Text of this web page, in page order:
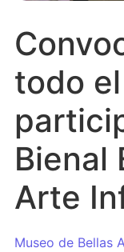
todo
Bienal
Arte
Museo de Bellas